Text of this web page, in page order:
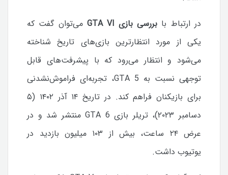
در ارتباط با بررسی بازی GTA VI
می‌توان گفت که
یکی از مورد انتظارترین بازی‌های تاریخ شناخته
می‌شود و انتظار می‌رود که با پیشرفت‌های قابل
توجهی نسبت به GTA 5، تجربه‌ای فراموش‌نشدنی
برای بازیکنان فراهم کند. در تاریخ ۱۴ آذر ۱۴۰۲ (۵
دسامبر ۲۰۲۳)، تریلر بازی GTA 6 منتشر شد و در
عرض ۲۴ ساعت، بیش از ۱۰۳ میلیون بازدید در
یوتیوب داشت.